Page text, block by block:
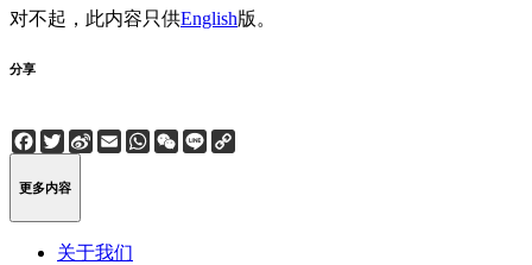
对不起，此内容只供English版。
分享
Facebook
Twitter
Sina
Weibo
EmailWhatsApp
WeChat
Line
更多内容
关于我们